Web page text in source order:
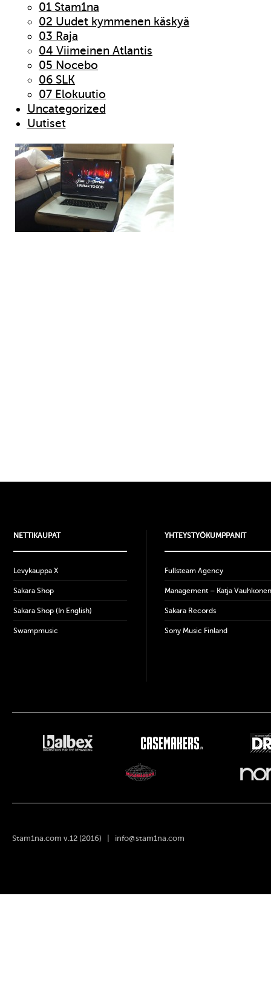
01 Stam1na
02 Uudet kymmenen käskyä
03 Raja
04 Viimeinen Atlantis
05 Nocebo
06 SLK
07 Elokuutio
Uncategorized
Uutiset
NETTIKAUPAT
Levykauppa X
Sakara Shop
Sakara Shop (In English)
Swampmusic
YHTEYSTYÖKUMPPANIT
Fullsteam Agency
Management – Katja Vauhkonen
Sakara Records
Sony Music Finland
Stam1na.com v.12 (2016) | info@stam1na.com